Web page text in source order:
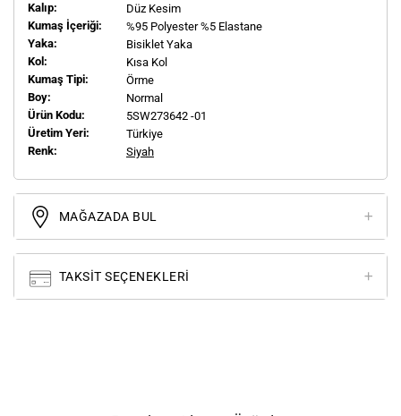
Kalıp:
Düz Kesim
Kumaş İçeriği:
%95 Polyester %5 Elastane
Yaka:
Bisiklet Yaka
Kol:
Kısa Kol
Kumaş Tipi:
Örme
Boy:
Normal
Ürün Kodu:
5SW273642 -01
Üretim Yeri:
Türkiye
Renk:
Siyah
MAĞAZADA BUL
TAKSIT SEÇENEKLERI